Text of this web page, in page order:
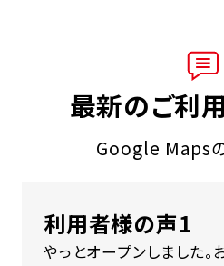
最新のご利
Google Maps
利用者様の声1
やっとオープンしました。